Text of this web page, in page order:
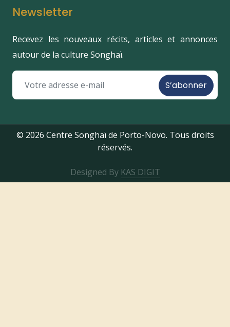
Newsletter
Recevez les nouveaux récits, articles et annonces
autour de la culture Songhaï.
S’abonner
© 2026 Centre Songhaï de Porto-Novo. Tous droits
réservés.
Designed By KAS DIGIT